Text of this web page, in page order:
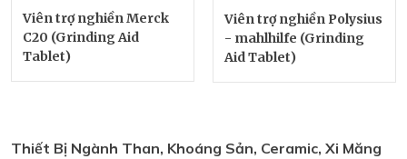
Viên trợ nghiền Merck
C20 (Grinding Aid
Tablet)
Viên trợ nghiền Polysius
- mahlhilfe (Grinding
Aid Tablet)
Thiết Bị Ngành Than, Khoáng Sản, Ceramic, Xi Măng